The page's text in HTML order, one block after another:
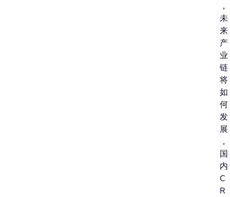
，
未
来
产
业
链
将
如
何
发
展
，
国
内
C
R